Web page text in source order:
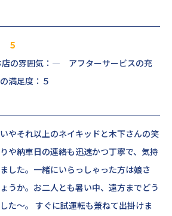
５
の雰囲気：― アフターサービスの充
満足度：５
やそれ以上のネイキッドと木下さんの笑
や納車日の連絡も迅速かつ丁寧で、気持
した。一緒にいらっしゃった方は娘さ
うか。お二人とも暑い中、遠方までどう
た～。 すぐに試運転も兼ねて出掛けま